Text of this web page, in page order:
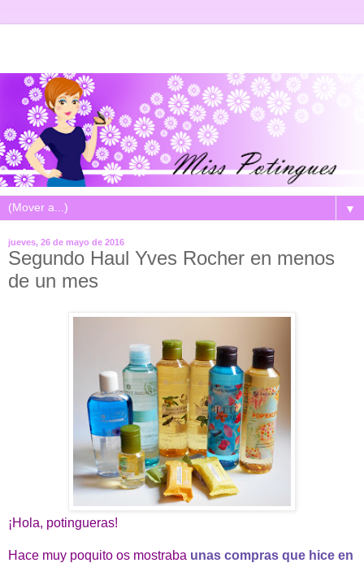
▼
jueves, 26 de mayo de 2016
Segundo Haul Yves Rocher en menos
de un mes
¡Hola, potingueras!
Hace muy poquito os mostraba unas compras que hice en